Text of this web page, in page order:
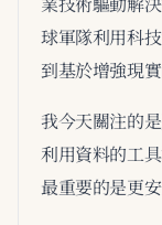
球軍隊利用科
到基於增強現
我今天關注的
利用資料的工
最重要的是更安